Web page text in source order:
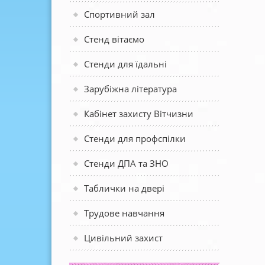
Спортивний зал
Стенд вітаємо
Стенди для їдальні
Зарубіжна література
Кабінет захисту Вітчизни
Стенди для профспілки
Стенди ДПА та ЗНО
Таблички на двері
Трудове навчання
Цивільний захист